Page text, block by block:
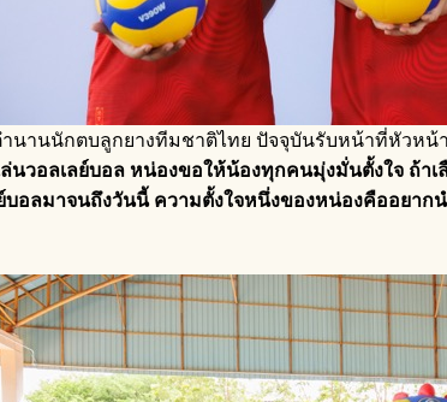
ตำนานนักตบลูกยางทีมชาติไทย ปัจจุบันรับหน้าที่หัวห
นวอลเลย์บอล หน่องขอให้น้องทุกคนมุ่งมั่นตั้งใจ ถ้
บอลมาจนถึงวันนี้ ความตั้งใจหนึ่งของหน่องคืออย